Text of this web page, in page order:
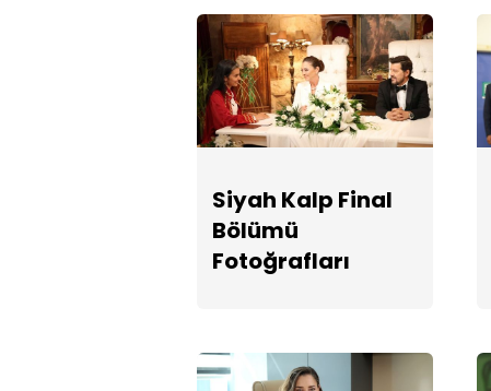
Siyah Kalp Final
Bölümü
Fotoğrafları